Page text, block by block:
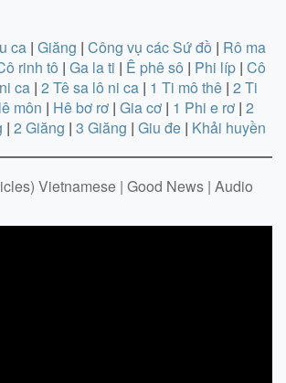
ca | Giăng | Công vụ các Sứ đồ | Rô ma
rinh tô | Ga la ti | Ê phê sô | Phi líp | Cô
ca | 2 Tê sa lô ni ca | 1 Ti mô thê | 2 Ti
môn | Hê bơ rơ | Gia cơ | 1 Phi e rơ | 2
| 2 Giăng | 3 Giăng | Giu đe | Khải huyền
Vietnamese | Good News | Audio